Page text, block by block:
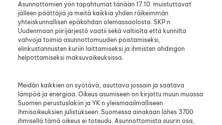
Asunnottomien yön tapahtumat tänään 17.10. muistuttavat
jälleen päättäjiä ja meitä kaikkia yhden räikeimmän
yhteiskunnallisen epäkohdan olemassaolosta. SKP:n
Uudenmaan piirijärjestö vaatii sekä valtiolta että kunnilta
vahvoja toimia asunnottomuuden poistamiseksi,
elinkustannusten kuriin laittamiseksi ja ihmisten ahdingon
helpottamiseksi maksuvaikeuksissa.
Meidän kaikkien on syötävä, asuttava jossain ja saatava
lämpöä ja energiaa. Oikeus asumiseen on kirjattu muun muassa
Suomen perustuslakiin ja YK:n yleismaailmalliseen
ihmisoikeuksien julistukseen. Suomessa ainakaan lähes 3700
ihmisellä tämä oikeus ei toteudu. Asunnottomista suurin osa,